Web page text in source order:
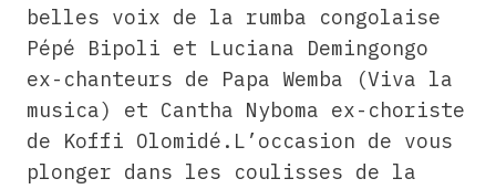
belles voix de la rumba congolaise
Pépé Bipoli et Luciana Demingongo
ex-chanteurs de Papa Wemba (Viva la
musica) et Cantha Nyboma ex-choriste
de Koffi Olomidé.L’occasion de vous
plonger dans les coulisses de la